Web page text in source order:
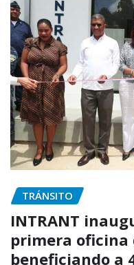
TRÁNSITO
INTRANT
primera oficina
beneficiando a